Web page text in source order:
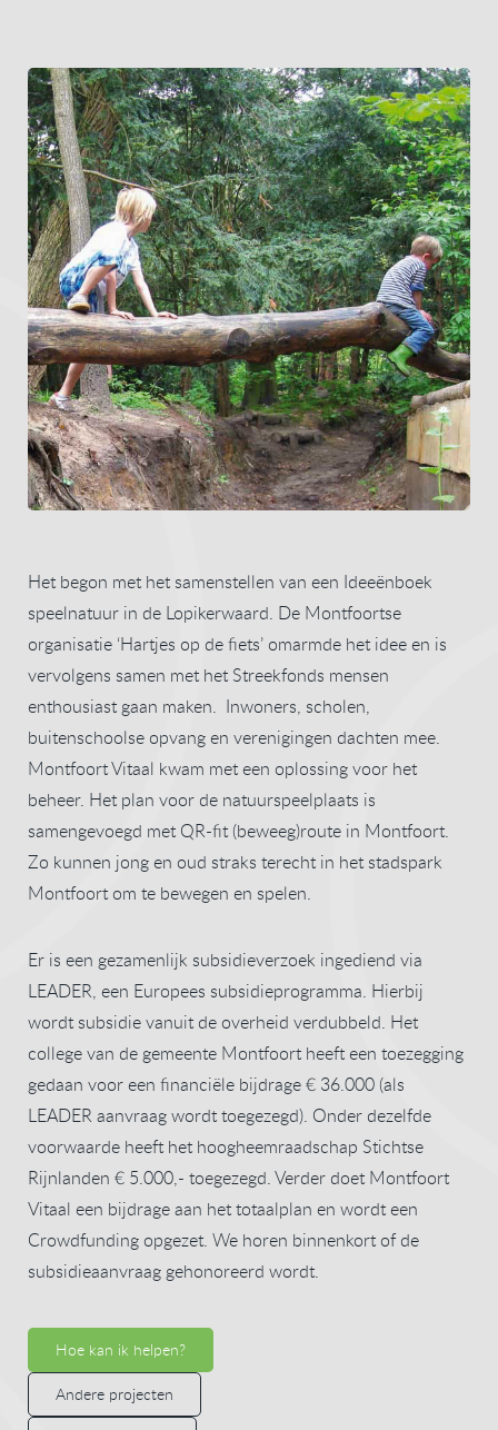
Het begon met het samenstellen van een Ideeënboek
speelnatuur in de Lopikerwaard. De Montfoortse
organisatie ‘Hartjes op de fiets’ omarmde het idee en is
vervolgens samen met het Streekfonds mensen
enthousiast gaan maken. Inwoners, scholen,
buitenschoolse opvang en verenigingen dachten mee.
Montfoort Vitaal kwam met een oplossing voor het
beheer. Het plan voor de natuurspeelplaats is
samengevoegd met QR-fit (beweeg)route in Montfoort.
Zo kunnen jong en oud straks terecht in het stadspark
Montfoort om te bewegen en spelen.
Er is een gezamenlijk subsidieverzoek ingediend via
LEADER, een Europees subsidieprogramma. Hierbij
wordt subsidie vanuit de overheid verdubbeld. Het
college van de gemeente Montfoort heeft een toezegging
gedaan voor een financiële bijdrage € 36.000 (als
LEADER aanvraag wordt toegezegd). Onder dezelfde
voorwaarde heeft het hoogheemraadschap Stichtse
Rijnlanden € 5.000,- toegezegd. Verder doet Montfoort
Vitaal een bijdrage aan het totaalplan en wordt een
Crowdfunding opgezet. We horen binnenkort of de
subsidieaanvraag gehonoreerd wordt.
Hoe kan ik helpen?
Andere projecten